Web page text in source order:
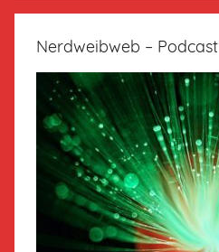
Nerdweibweb – Podcast